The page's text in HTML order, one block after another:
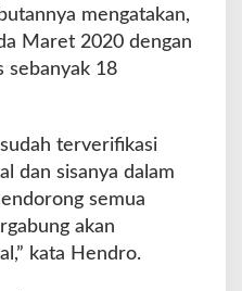
mengatakan,
Maret 2020 dengan
sebanyak 18
terverifikasi
dan sisanya dalam
semua
akan
kata Hendro.